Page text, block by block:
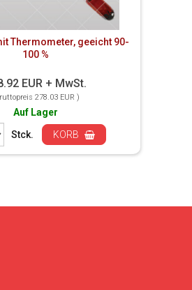
Thermometer, geeicht 90-
100 %
EUR + MwSt.
278.03 EUR )
Auf Lager
Stck.
KORB